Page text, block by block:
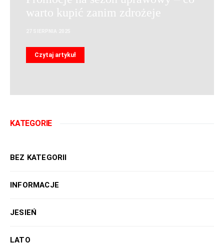
warto kupić zanim zdrożeje
Czytaj artykuł
KATEGORIE
BEZ KATEGORII
INFORMACJE
JESIEŃ
LATO